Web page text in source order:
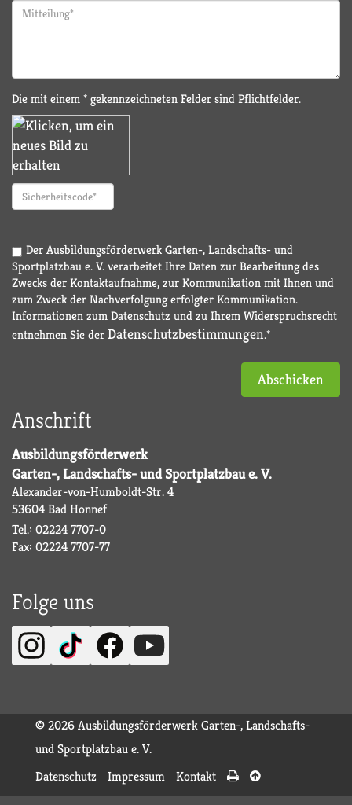
Die mit einem * gekennzeichneten Felder sind Pflichtfelder.
Der Ausbildungsförderwerk Garten-, Landschafts- und
Sportplatzbau e. V. verarbeitet Ihre Daten zur Bearbeitung des
Zwecks der Kontaktaufnahme, zur Kommunikation mit Ihnen und
zum Zweck der Nachverfolgung erfolgter Kommunikation.
Informationen zum Datenschutz und zu Ihrem Widerspruchsrecht
entnehmen Sie der Datenschutzbestimmungen.*
Abschicken
Anschrift
Ausbildungsförderwerk
Garten-, Landschafts- und Sportplatzbau e. V.
Alexander-von-Humboldt-Str. 4
53604 Bad Honnef
Tel.: 02224 7707-0
Fax: 02224 7707-77
Folge uns
© 2026 Ausbildungsförderwerk Garten-, Landschafts-
und Sportplatzbau e. V.
Datenschutz
Impressum Kontakt  